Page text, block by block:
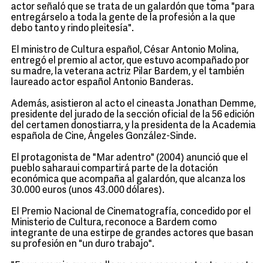
actor señaló que se trata de un galardón que toma "para
entregárselo a toda la gente de la profesión a la que
debo tanto y rindo pleitesía".
El ministro de Cultura español, César Antonio Molina,
entregó el premio al actor, que estuvo acompañado por
su madre, la veterana actriz Pilar Bardem, y el también
laureado actor español Antonio Banderas.
Además, asistieron al acto el cineasta Jonathan Demme,
presidente del jurado de la sección oficial de la 56 edición
del certamen donostiarra, y la presidenta de la Academia
española de Cine, Ángeles González-Sinde.
El protagonista de "Mar adentro" (2004) anunció que el
pueblo saharaui compartirá parte de la dotación
económica que acompaña al galardón, que alcanza los
30.000 euros (unos 43.000 dólares).
El Premio Nacional de Cinematografía, concedido por el
Ministerio de Cultura, reconoce a Bardem como
integrante de una estirpe de grandes actores que basan
su profesión en "un duro trabajo".